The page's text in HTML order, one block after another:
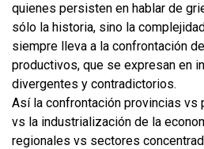
quienes persisten en hablar de
sólo la historia, sino la
siempre lleva a la confrontación
productivos, que se expresan en
divergentes y contradictorios.
Así la confrontación provincias vs
vs la industrialización de la
regionales vs sectores